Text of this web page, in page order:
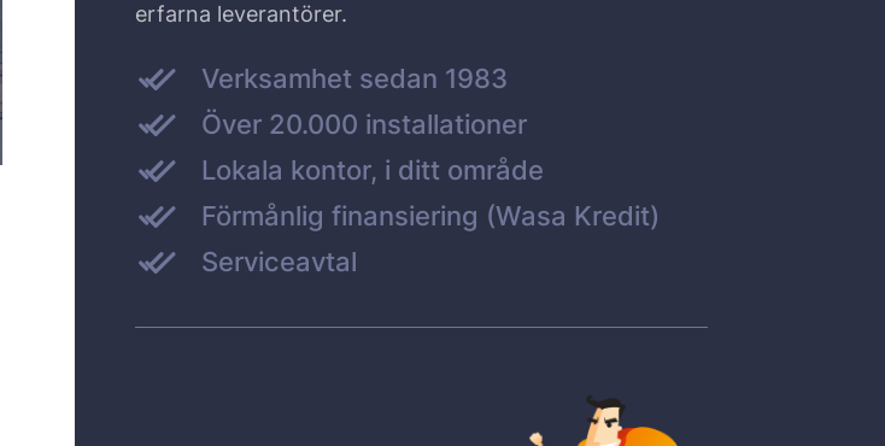
erfarna leverantörer.
Verksamhet sedan 1983
Över 20.000 installationer
Lokala kontor, i ditt område
Förmånlig finansiering (Wasa Kredit)
Serviceavtal